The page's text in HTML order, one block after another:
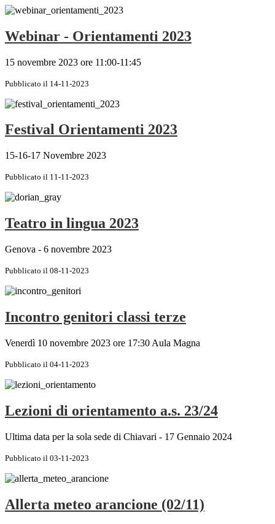
Webinar - Orientamenti 2023
15 novembre 2023 ore 11:00-11:45
Pubblicato il 14-11-2023
Festival Orientamenti 2023
15-16-17 Novembre 2023
Pubblicato il 11-11-2023
Teatro in lingua 2023
Genova - 6 novembre 2023
Pubblicato il 08-11-2023
Incontro genitori classi terze
Venerdì 10 novembre 2023 ore 17:30 Aula Magna
Pubblicato il 04-11-2023
Lezioni di orientamento a.s. 23/24
Ultima data per la sola sede di Chiavari - 17 Gennaio 2024
Pubblicato il 03-11-2023
Allerta meteo arancione (02/11)